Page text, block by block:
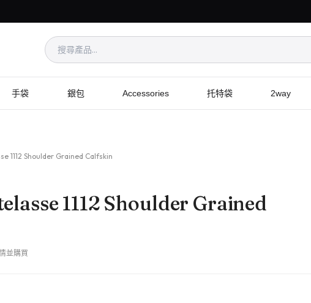
手袋 銀包 Accessories 托特袋 2way
1112 Shoulder Grained Calfskin
1112 Shoulder Grained
並購買